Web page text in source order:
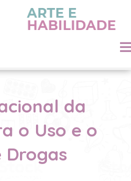
da
o Uso e o